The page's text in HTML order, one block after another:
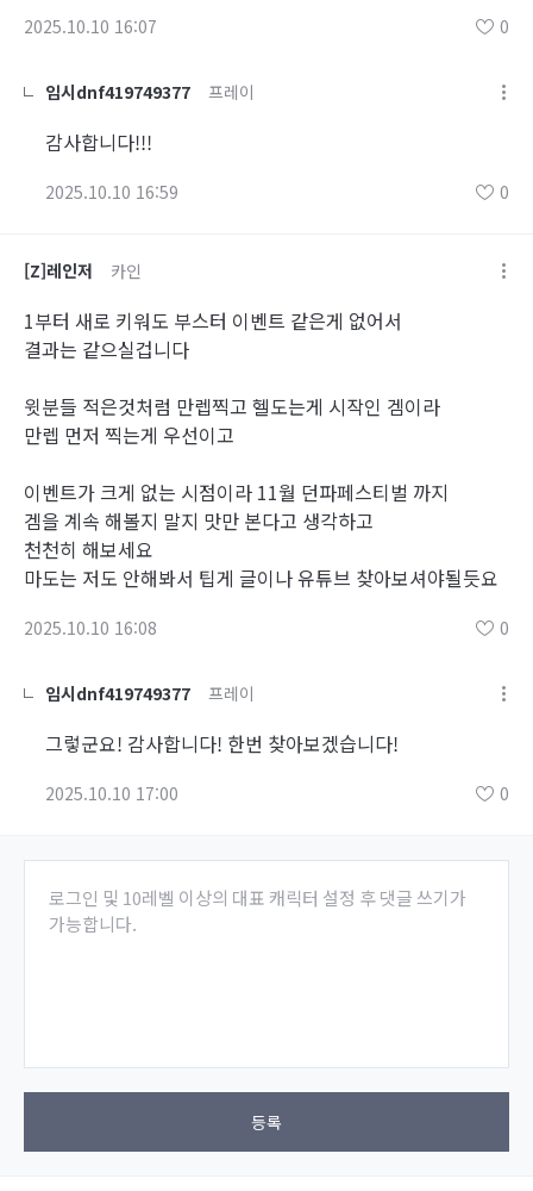
2025.10.10 16:07 0
임시dnf419749377 프레이
감사합니다!!!
2025.10.10 16:59 0
[Z]레인저 카인
1부터 새로 키워도 부스터 이벤트 같은게 없어서
결과는 같으실겁니다
윗분들 적은것처럼 만렙찍고 헬도는게 시작인 겜이라
만렙 먼저 찍는게 우선이고
이벤트가 크게 없는 시점이라 11월 던파페스티벌 까지
겜을 계속 해볼지 말지 맛만 본다고 생각하고
천천히 해보세요
마도는 저도 안해봐서 팁게 글이나 유튜브 찾아보셔야될듯요
2025.10.10 16:08 0
임시dnf419749377 프레이
그렇군요! 감사합니다! 한번 찾아보겠습니다!
2025.10.10 17:00 0
로그인 및 10레벨 이상의 대표 캐릭터 설정 후 댓글 쓰기가
가능합니다.
등록